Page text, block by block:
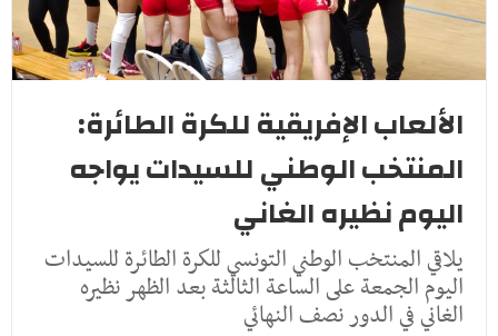
الألعاب الإفريقية للكرة الطائرة:
المنتخب الوطني للسيدات يواجه
اليوم نظيره الغاني
يلاقي المنتخب الوطني التونسي للكرة الطائرة للسيدات
اليوم الجمعة على الساعة الثالثة بعد الظهر نظيره
الغاني في الدور نصف النهائي